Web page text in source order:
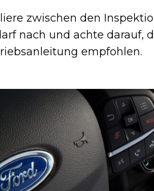
zwischen den
nach und achte darauf,
empfohlen.